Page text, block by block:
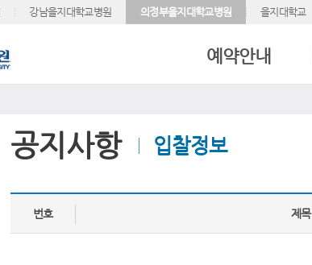
강남을지대학교병원 의정부을지대학교병원 을지대학교
예약안내
공지사항 입찰정보
번호 제목